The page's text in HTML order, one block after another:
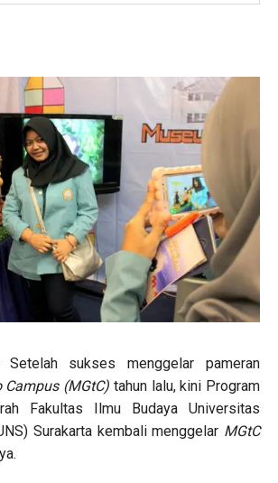
Setelah sukses menggelar pameran
Campus (MGtC) tahun lalu, kini Program
Fakultas Ilmu Budaya Universitas
Surakarta kembali menggelar MGtC